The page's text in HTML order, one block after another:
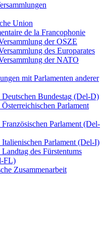
Union
de la Francophonie
der OSZE
des Europarates
der NATO
mit Parlamenten anderer
Bundestag (Del-D)
Parlament
Parlament (Del-
Parlament (Del-I)
des Fürstentums
FL)
Zusammenarbeit